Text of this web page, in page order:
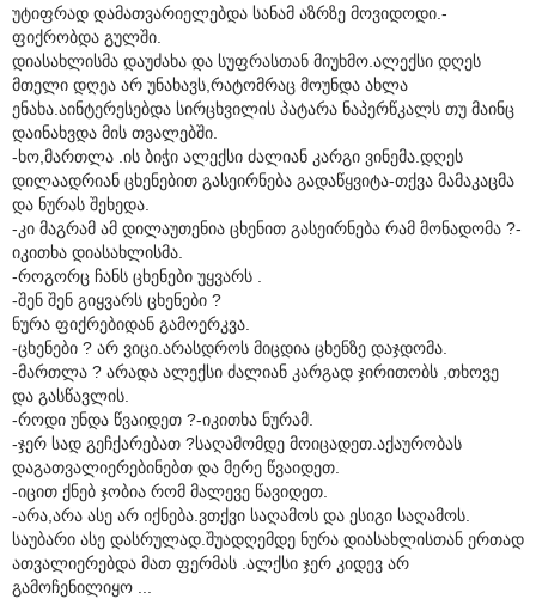
უტიფრად დამათვარიელებდა სანამ აზრზე მოვიდოდი.-
ფიქრობდა გულში.
დიასახლისმა დაუძახა და სუფრასთან მიუხმო.ალექსი დღეს
მთელი დღეა არ უნახავს,რატომრაც მოუნდა ახლა
ენახა.აინტერესებდა სირცხვილის პატარა ნაპერწკალს თუ მაინც
დაინახვდა მის თვალებში.
-ხო,მართლა .ის ბიჭი ალექსი ძალიან კარგი ვინემა.დღეს
დილაადრიან ცხენებით გასეირნება გადაწყვიტა-თქვა მამაკაცმა
და ნურას შეხედა.
-კი მაგრამ ამ დილაუთენია ცხენით გასეირნება რამ მონადომა ?-
იკითხა დიასახლისმა.
-როგორც ჩანს ცხენები უყვარს .
-შენ შენ გიყვარს ცხენები ?
ნურა ფიქრებიდან გამოერკვა.
-ცხენები ? არ ვიცი.არასდროს მიცდია ცხენზე დაჯდომა.
-მართლა ? არადა ალექსი ძალიან კარგად ჯირითობს ,თხოვე
და გასწავლის.
-როდი უნდა წვაიდეთ ?-იკითხა ნურამ.
-ჯერ სად გეჩქარებათ ?საღამომდე მოიცადეთ.აქაურობას
დაგათვალიერებინებთ და მერე წვაიდეთ.
-იცით ქნებ ჯობია რომ მალევე წავიდეთ.
-არა,არა ასე არ იქნება.ვთქვი საღამოს და ესიგი საღამოს.
საუბარი ასე დასრულად.შუადღემდე ნურა დიასახლისთან ერთად
ათვალიერებდა მათ ფერმას .ალქსი ჯერ კიდევ არ
გამოჩენილიყო ...